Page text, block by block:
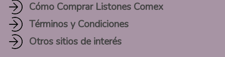
Cómo Comprar Listones Comex
Términos y Condiciones
Otros sitios de interés